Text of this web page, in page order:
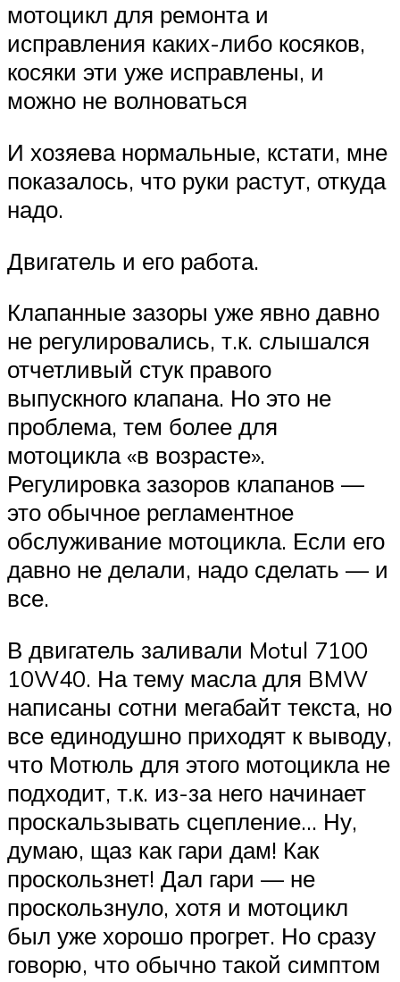
мотоцикл для ремонта и
исправления каких-либо косяков,
косяки эти уже исправлены, и
можно не волноваться
И хозяева нормальные, кстати, мне
показалось, что руки растут, откуда
надо.
Двигатель и его работа.
Клапанные зазоры уже явно давно
не регулировались, т.к. слышался
отчетливый стук правого
выпускного клапана. Но это не
проблема, тем более для
мотоцикла «в возрасте».
Регулировка зазоров клапанов —
это обычное регламентное
обслуживание мотоцикла. Если его
давно не делали, надо сделать — и
все.
В двигатель заливали Motul 7100
10W40. На тему масла для BMW
написаны сотни мегабайт текста, но
все единодушно приходят к выводу,
что Мотюль для этого мотоцикла не
подходит, т.к. из-за него начинает
проскальзывать сцепление… Ну,
думаю, щаз как гари дам! Как
проскользнет! Дал гари — не
проскользнуло, хотя и мотоцикл
был уже хорошо прогрет. Но сразу
говорю, что обычно такой симптом